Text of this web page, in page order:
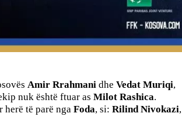
Amir Rrahmani dhe Vedat Muriqi,
nuk është ftuar as Milot Rashica.
herë të parë nga Foda, si: Rilind Nivokazi,